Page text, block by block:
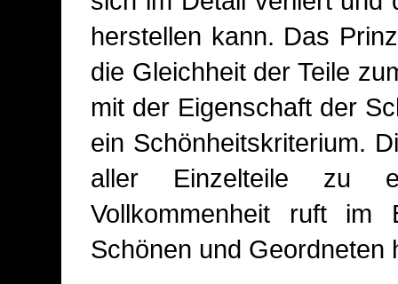
herstellen kann. Das
die Gleichheit der Teile
mit der Eigenschaft der
ein Schönheitskriterium.
aller Einzelteile zu
Vollkommenheit ruft im
Schönen und Geordneten